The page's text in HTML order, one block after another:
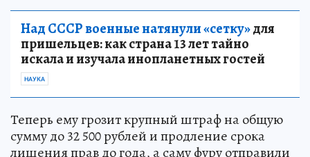
Над СССР военные натянули «сетку»для
пришельцев: как страна 13 лет тайно
искала и изучала инопланетных гостей
НАУКА
Теперь ему грозит крупный штраф на общую
сумму до 32 500 рублей и продление срока
лишения прав до года, а саму фуру отправили